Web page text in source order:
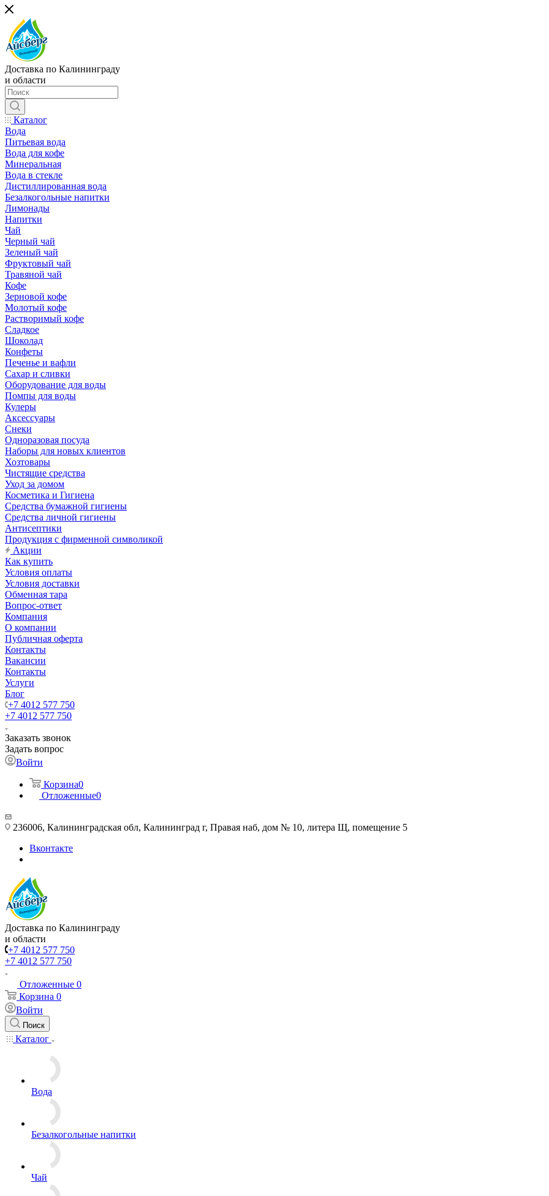
Доставка по Калининграду
и области
Каталог
Вода
Питьевая вода
Вода для кофе
Минеральная
Вода в стекле
Дистиллированная вода
Безалкогольные напитки
Лимонады
Напитки
Чай
Черный чай
Зеленый чай
Фруктовый чай
Травяной чай
Кофе
Зерновой кофе
Молотый кофе
Растворимый кофе
Сладкое
Шоколад
Конфеты
Печенье и вафли
Сахар и сливки
Оборудование для воды
Помпы для воды
Кулеры
Аксессуары
Снеки
Одноразовая посуда
Наборы для новых клиентов
Хозтовары
Чистящие средства
Уход за домом
Косметика и Гигиена
Средства бумажной гигиены
Средства личной гигиены
Антисептики
Продукция с фирменной символикой
Акции
Как купить
Условия оплаты
Условия доставки
Обменная тара
Вопрос-ответ
Компания
О компании
Публичная оферта
Контакты
Вакансии
Контакты
Услуги
Блог
+7 4012 577 750
+7 4012 577 750
Заказать звонок
Задать вопрос
Войти
Корзина0
Отложенные0
236006, Калининградская обл, Калининград г, Правая наб, дом № 10, литера Щ, помещение 5
Вконтакте
Доставка по Калининграду
и области
+7 4012 577 750
+7 4012 577 750
Отложенные 0
Корзина 0
Войти
Поиск
Каталог
Вода
Безалкогольные напитки
Чай